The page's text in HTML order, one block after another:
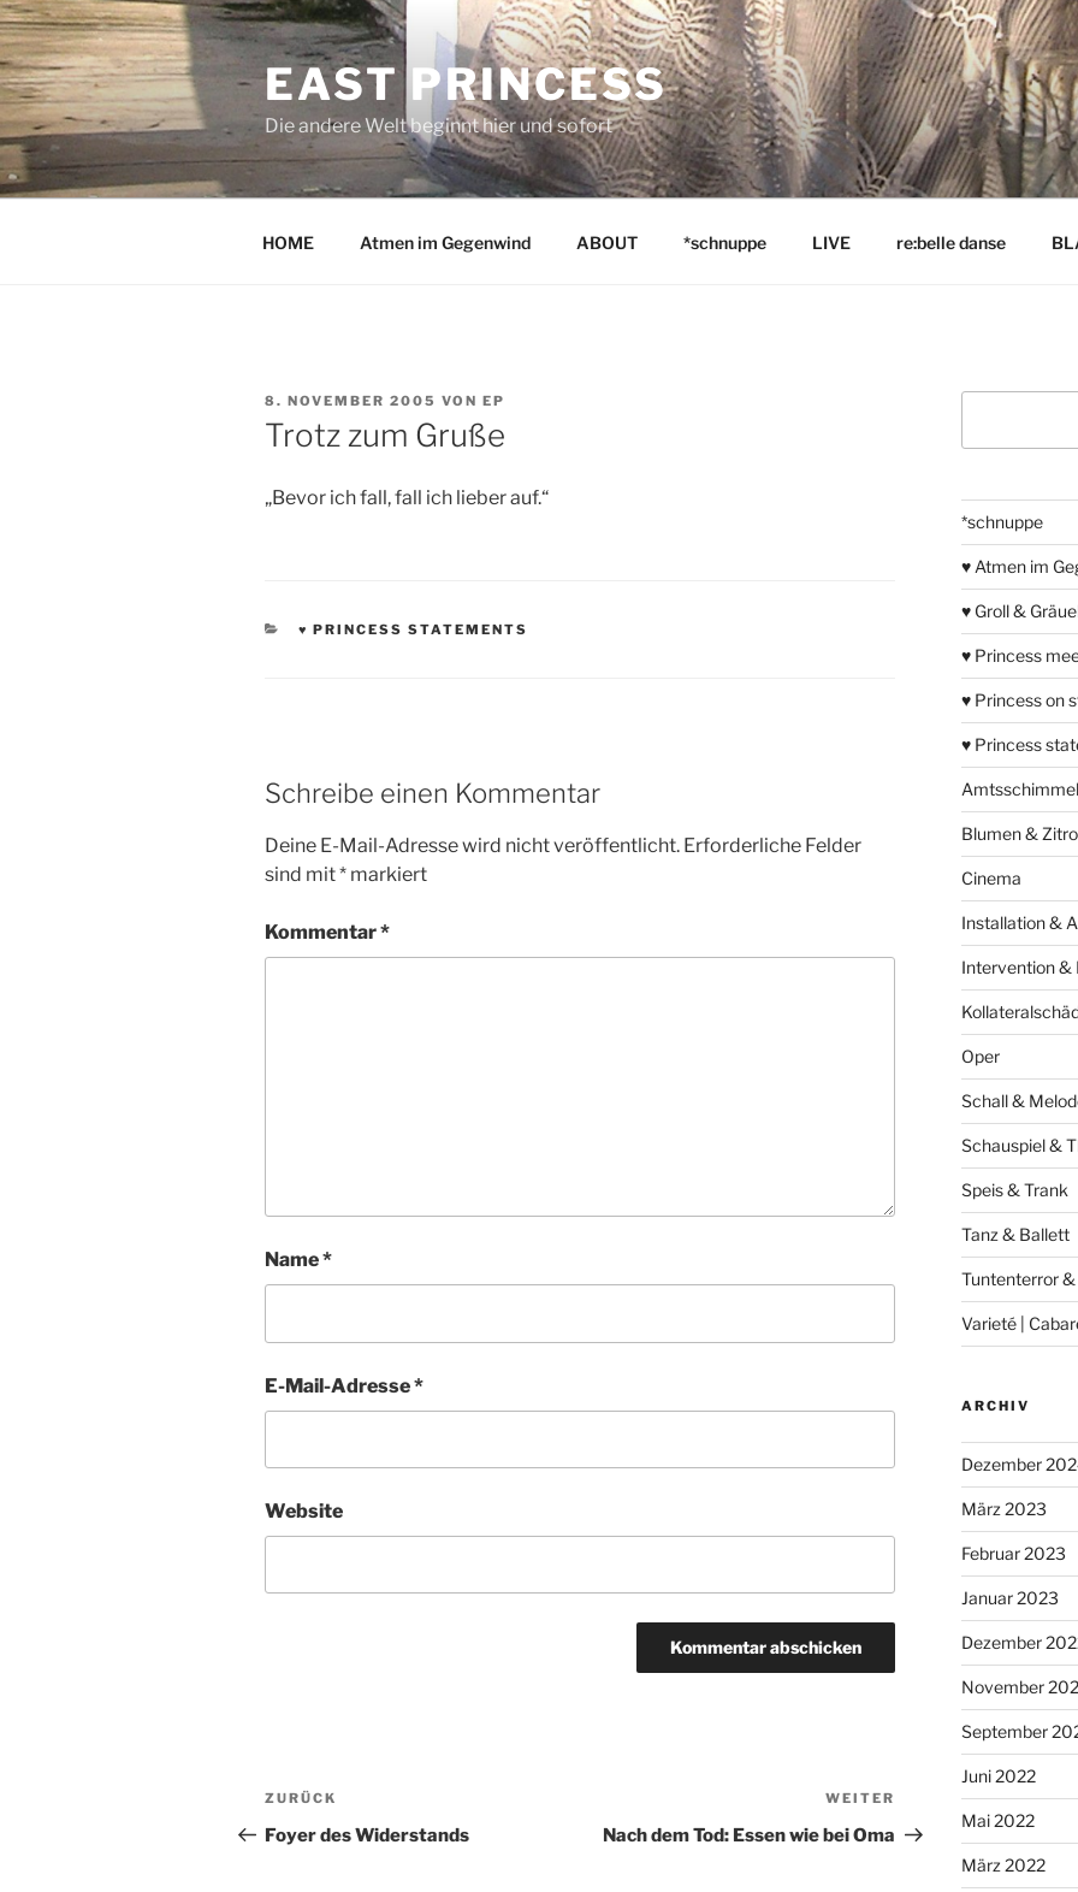
Zum
Inhalt
springen
EAST PRINCESS
Die andere Welt beginnt hier und sofort
HOME Atmen im Gegenwind ABOUT *schnuppe LIVE re:belle danse
VERÖFFENTLICHT
AM
8. NOVEMBER 2005 VON EP
Trotz zum Gruße
„Bevor ich fall, fall ich lieber auf.“
KATEGORIEN
♥ PRINCESS STATEMENTS
Schreibe einen Kommentar
Deine E-Mail-Adresse wird nicht veröffentlicht. Erforderliche Felder
sind mit* markiert
Kommentar*
Name*
E-Mail-Adresse*
Website
Beitragsnavigation
Vorheriger
Beitrag
ZURÜCK
Foyer des Widerstands
Nächster
Beitrag
WEITER
Nach dem Tod: Essen wie bei Oma
*schnuppe
♥ Atmen im
♥ Groll &
♥ Princess
♥ Princess on
♥ Princess
Amtsschimmel
Blumen &
Cinema
Installation &
Intervention &
Oper
Schall &
Schauspiel &
Speis & Trank
Tanz & Ballett
Tuntenterror &
Varieté |
ARCHIV
Dezember
März 2023
Februar 2023
Januar 2023
Dezember
November
September
Juni 2022
Mai 2022
März 2022